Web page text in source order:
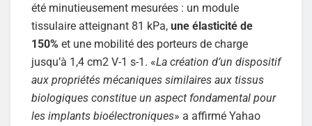
été minutieusement mesurées : un module
tissulaire atteignant 81 kPa, une élasticité de
150% et une mobilité des porteurs de charge
jusqu’à 1,4 cm2 V-1 s-1. «La création d’un dispositif
aux propriétés mécaniques similaires aux tissus
biologiques constitue un aspect fondamental pour
les implants bioélectroniques» a affirmé Yahao